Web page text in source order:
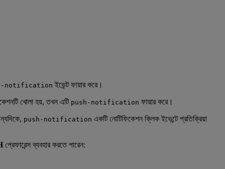
notification ইভেন্ট ফায়ার করে।
খোলা হয়, তখন এটি push-notification ফায়ার করে।
push-notification একটি নোটিফিকেশন ক্লিক ইভেন্টে প্রতিক্রিয়া
প্রেফারেন্স ব্যবহার করতে পারেন: